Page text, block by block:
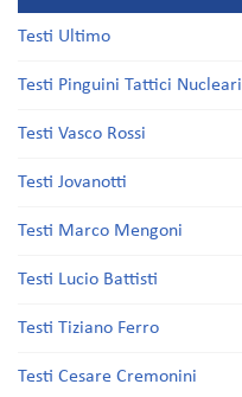
Testi Ultimo
Testi Pinguini Tattici Nucleari
Testi Vasco Rossi
Testi Jovanotti
Testi Marco Mengoni
Testi Lucio Battisti
Testi Tiziano Ferro
Testi Cesare Cremonini